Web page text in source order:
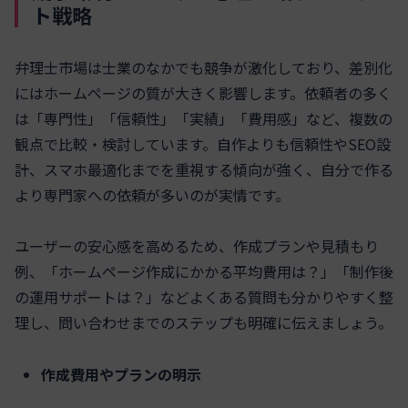
ト戦略
弁理士市場は士業のなかでも競争が激化しており、差別化
にはホームページの質が大きく影響します。依頼者の多く
は「専門性」「信頼性」「実績」「費用感」など、複数の
観点で比較・検討しています。自作よりも信頼性やSEO設
計、スマホ最適化までを重視する傾向が強く、自分で作る
より専門家への依頼が多いのが実情です。
ユーザーの安心感を高めるため、作成プランや見積もり
例、「ホームページ作成にかかる平均費用は？」「制作後
の運用サポートは？」などよくある質問も分かりやすく整
理し、問い合わせまでのステップも明確に伝えましょう。
作成費用やプランの明示